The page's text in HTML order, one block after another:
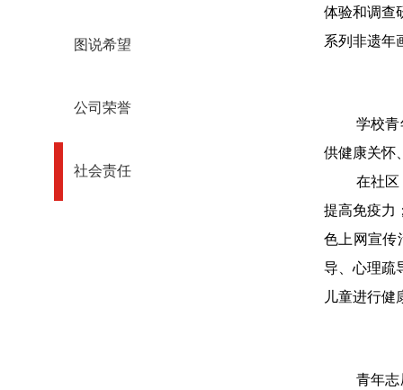
图说希望
公司荣誉
社会责任
体验和调查
系列非遗年
学校
供健康关怀
在社
提高免疫力
色上网宣传
导、心理疏
儿童进行
青年